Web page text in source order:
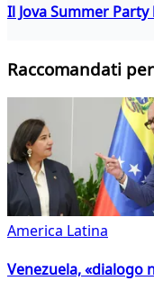
Il Jova Summer
Raccomandati
America Latina
Venezuela, «dialogo